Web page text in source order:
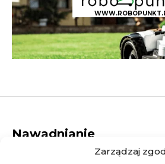
Zarządzaj
Nawadnianie